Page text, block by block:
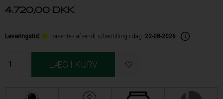
4.720,00 DKK
Leveringstid : Forventes afsendt v/bestilling i dag: 22-08-2026